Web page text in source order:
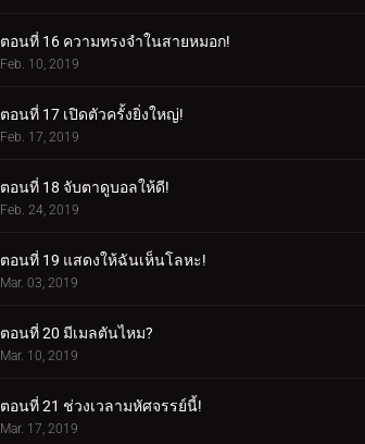
ตอนที่ 16 ความทรงจำในสายหมอก!
Feb. 10, 2019
ตอนที่ 17 เปิดตัวครั้งยิ่งใหญ่!
Feb. 17, 2019
ตอนที่ 18 จับตาดูบอลให้ดี!
Feb. 24, 2019
ตอนที่ 19 แสดงให้ฉันเห็นโลหะ!
Mar. 03, 2019
ตอนที่ 20 มีเมลตันไหม?
Mar. 10, 2019
ตอนที่ 21 ช่วงเวลามหัศจรรย์นี้!
Mar. 17, 2019